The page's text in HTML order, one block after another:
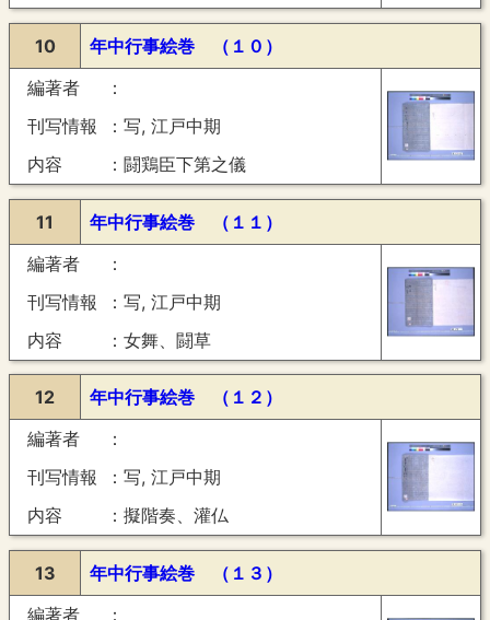
10
年中行事絵巻 （１０）
編著者
刊写情報
写, 江戸中期
内容
闘鶏臣下第之儀
11
年中行事絵巻 （１１）
編著者
刊写情報
写, 江戸中期
内容
女舞、闘草
12
年中行事絵巻 （１２）
編著者
刊写情報
写, 江戸中期
内容
擬階奏、灌仏
13
年中行事絵巻 （１３）
編著者